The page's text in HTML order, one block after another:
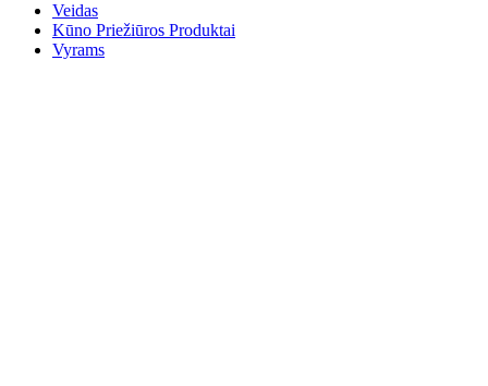
Veidas
Kūno Priežiūros Produktai
Vyrams